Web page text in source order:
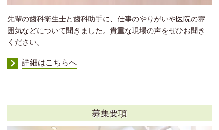
先輩の歯科衛生士と歯科助手に、仕事のやりがいや医院の雰
囲気などについて聞きました。貴重な現場の声をぜひお聞き
ください。
詳細はこちらへ
募集要項